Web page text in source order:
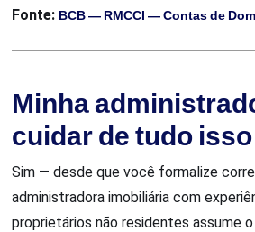
Fonte: BCB — RMCCI — Contas de
Minha
cuidar de tudo
Sim — desde que você formalize
administradora imobiliária com
proprietários não residentes assume